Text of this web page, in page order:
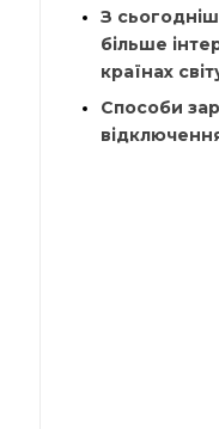
З
більше
країнах
Способи